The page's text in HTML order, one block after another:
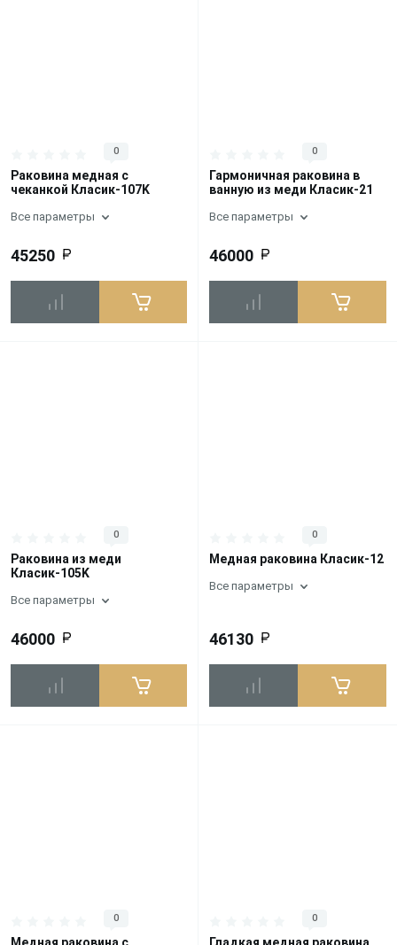
0
Раковина медная с
чеканкой Класик-107K
Все параметры
45250
0
Гармоничная раковина в
ванную из меди Класик-21
Все параметры
46000
0
Раковина из меди
Класик-105K
Все параметры
46000
0
Медная раковина Класик-12
Все параметры
46130
0 0